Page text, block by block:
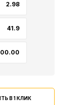
В 1 КЛИК